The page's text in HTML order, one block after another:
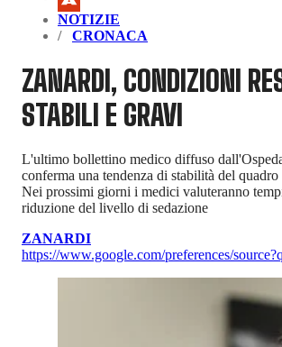
NOTIZIE
CRONACA
ZANARDI, CONDIZIONI
STABILI E GRAVI
L'ultimo bollettino medico diffuso
conferma una tendenza di stabilità del
Nei prossimi giorni i medici valuteranno
riduzione del livello di sedazione
ZANARDI
https://www.google.com/preferences/